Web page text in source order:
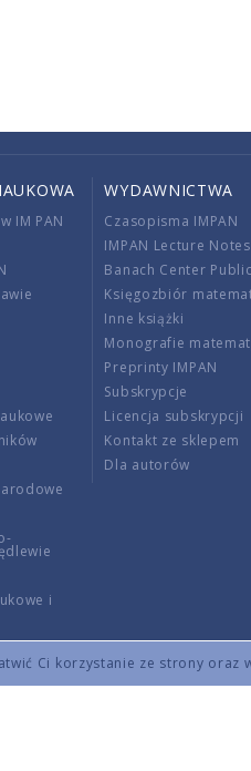
Ci korzystanie ze strony oraz
IM PAN
i
WYDAWNICTWA
Czasopisma IMPAN
IMPAN Lecture Notes
Banach Center
Księgozbiór
Inne książki
Monografie
Preprinty IMPAN
Subskrypcje
Licencja subskrypcji
Kontakt ze sklepem
Dla autorów